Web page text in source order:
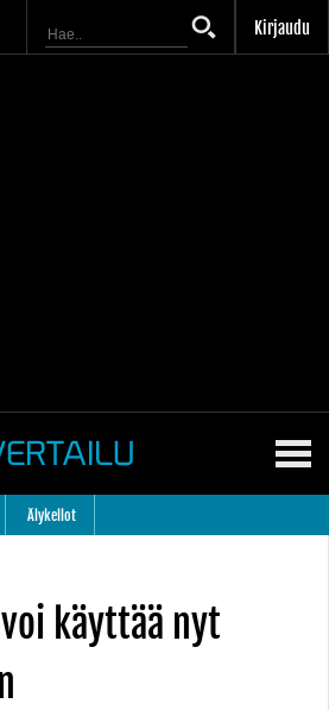
Kirjaudu
Älykellot
käyttää nyt